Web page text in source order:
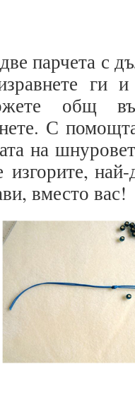
парчета с
ги
общ
С
на
вместо вас!